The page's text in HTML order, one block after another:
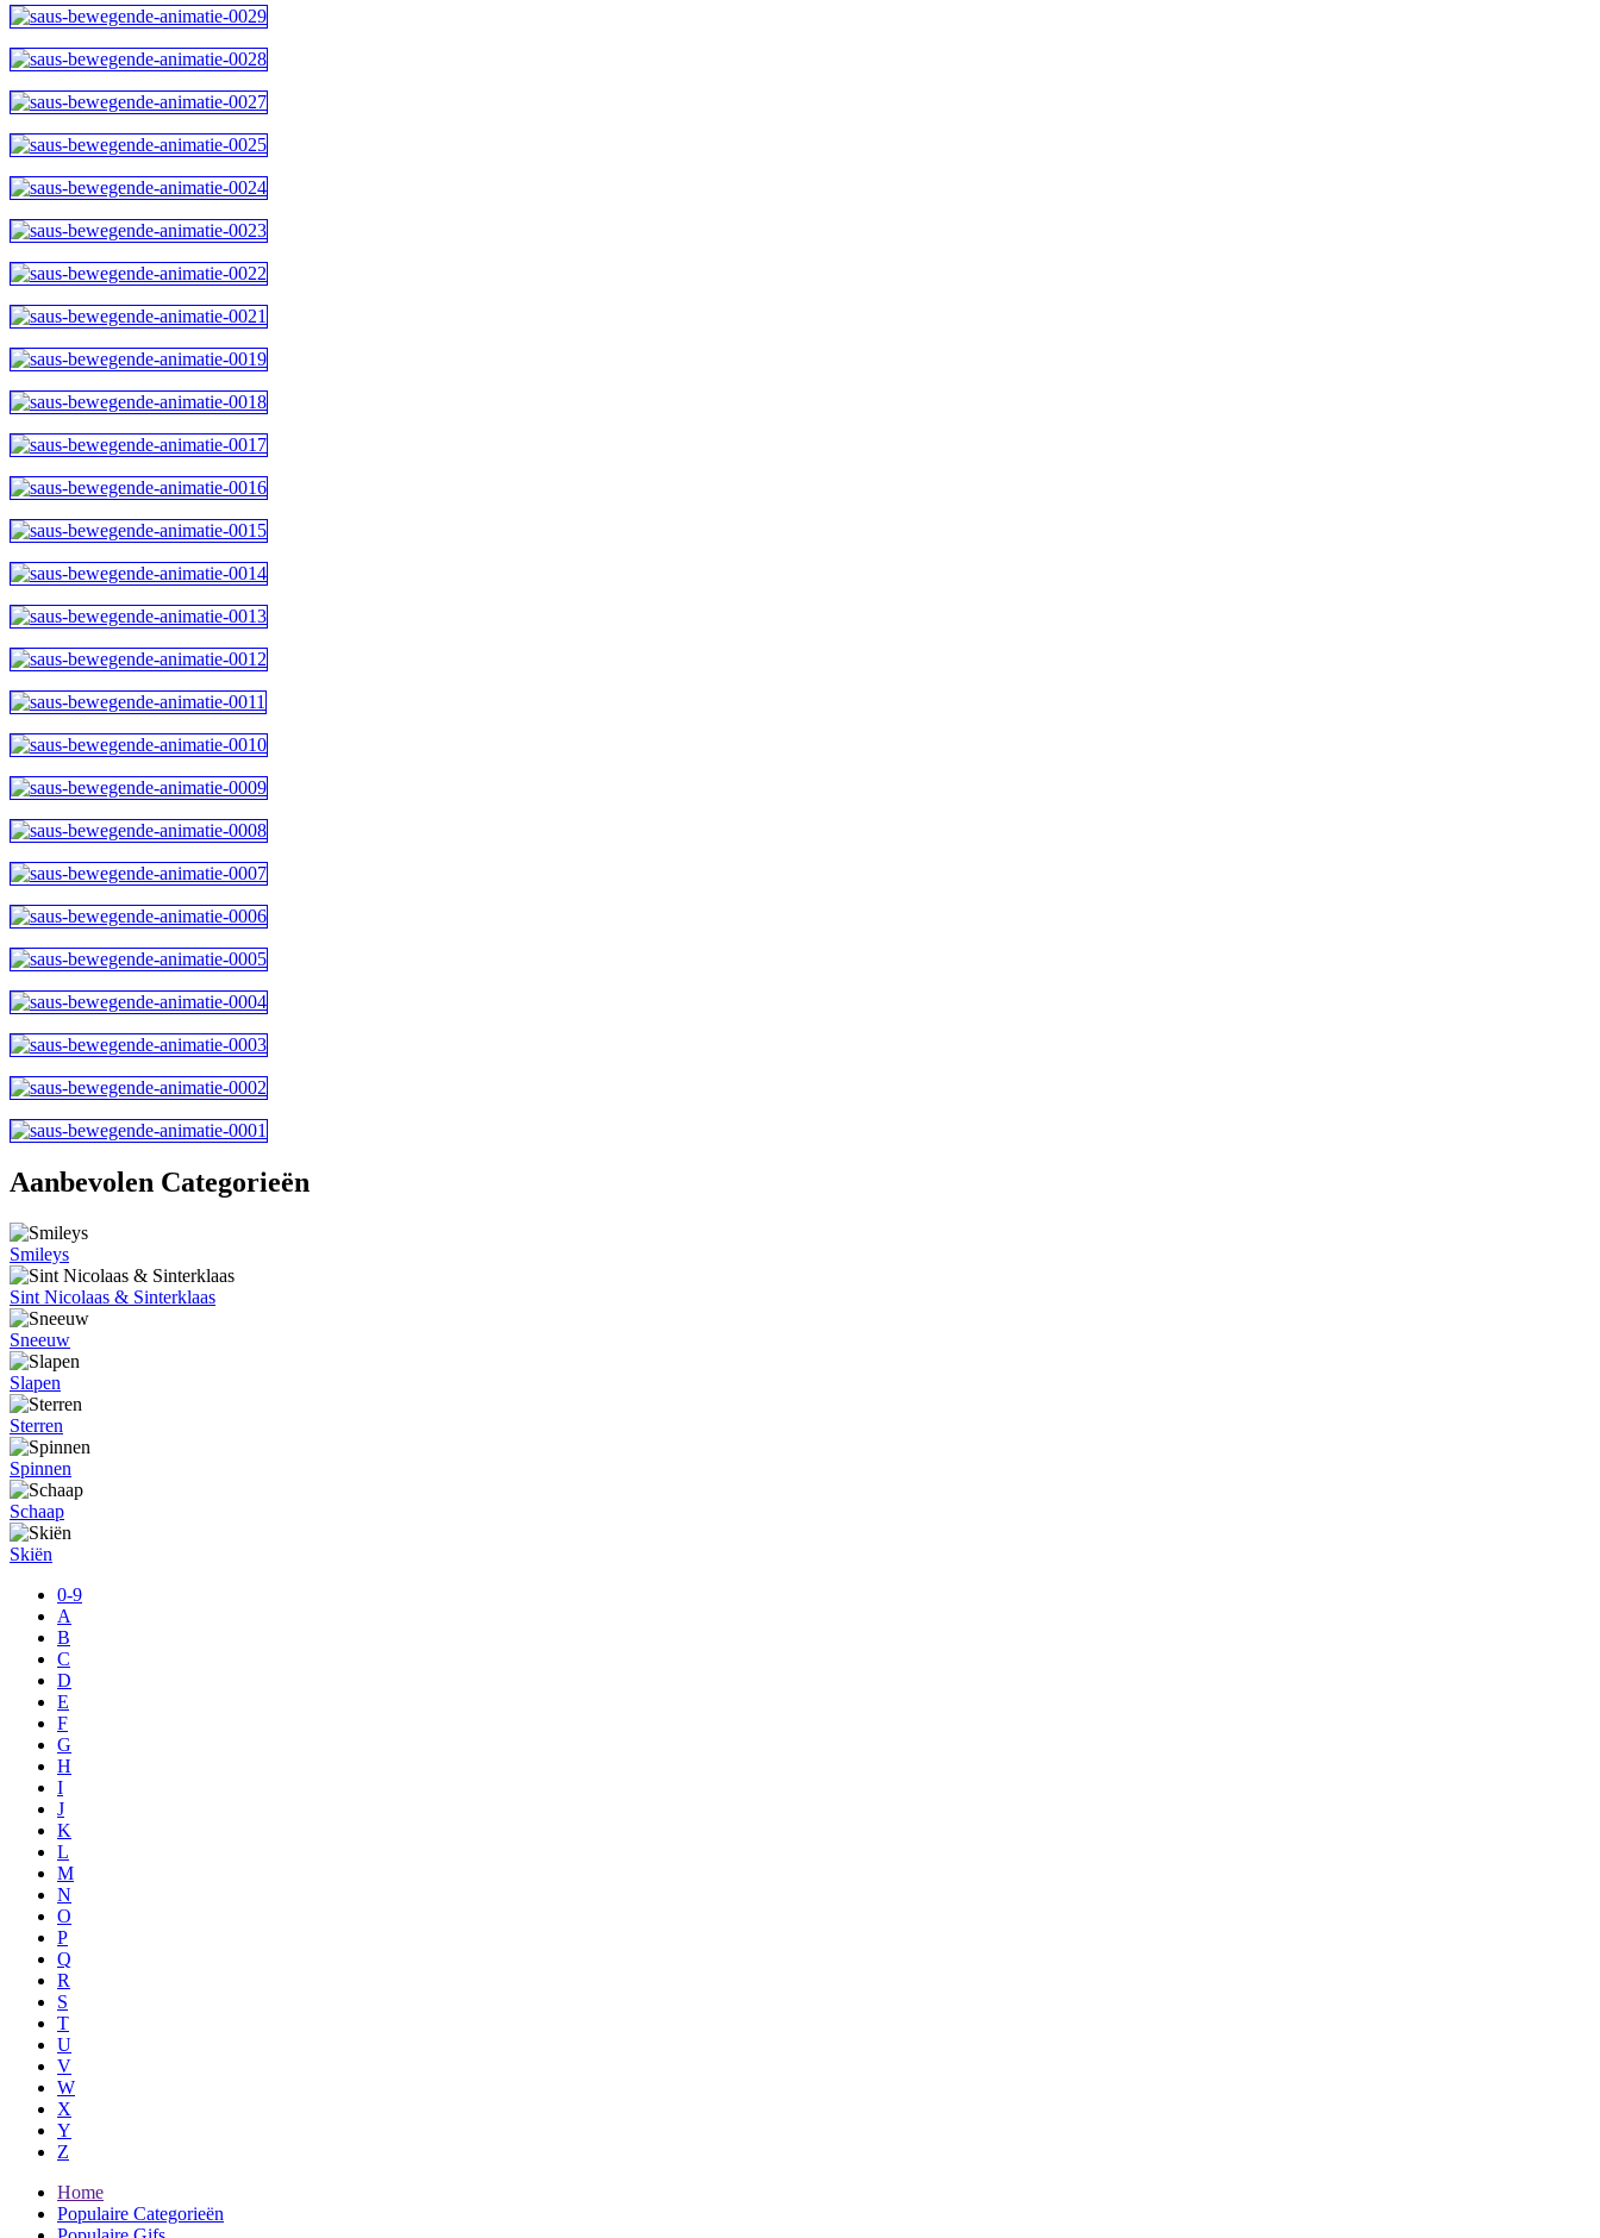
Aanbevolen Categorieën
Smileys
Sint Nicolaas & Sinterklaas
Sneeuw
Slapen
Sterren
Spinnen
Schaap
Skiën
0-9
A
B
C
D
E
F
G
H
I
J
K
L
M
N
O
P
Q
R
S
T
U
V
W
X
Y
Z
Home
Populaire Categorieën